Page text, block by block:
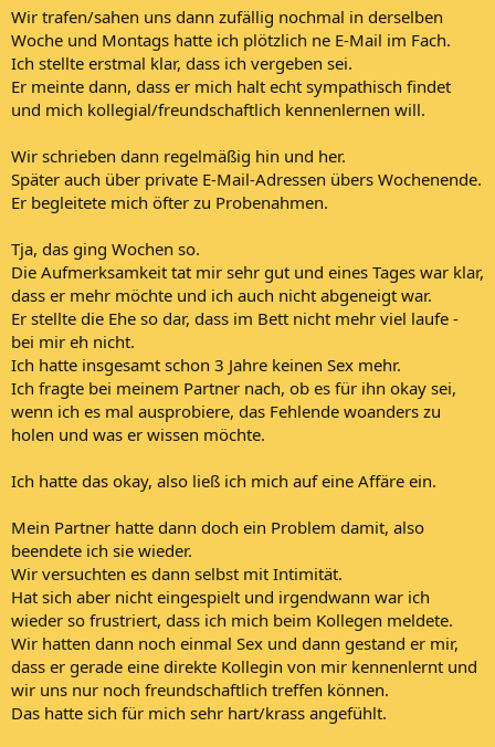
Wir trafen/sahen uns dann zufällig nochmal in derselben
Woche und Montags hatte ich plötzlich ne E-Mail im Fach.
Ich stellte erstmal klar, dass ich vergeben sei.
Er meinte dann, dass er mich halt echt sympathisch findet
und mich kollegial/freundschaftlich kennenlernen will.
Wir schrieben dann regelmäßig hin und her.
Später auch über private E-Mail-Adressen übers Wochenende.
Er begleitete mich öfter zu Probenahmen.
Tja, das ging Wochen so.
Die Aufmerksamkeit tat mir sehr gut und eines Tages war klar,
dass er mehr möchte und ich auch nicht abgeneigt war.
Er stellte die Ehe so dar, dass im Bett nicht mehr viel laufe -
bei mir eh nicht.
Ich hatte insgesamt schon 3 Jahre keinen Sex mehr.
Ich fragte bei meinem Partner nach, ob es für ihn okay sei,
wenn ich es mal ausprobiere, das Fehlende woanders zu
holen und was er wissen möchte.
Ich hatte das okay, also ließ ich mich auf eine Affäre ein.
Mein Partner hatte dann doch ein Problem damit, also
beendete ich sie wieder.
Wir versuchten es dann selbst mit Intimität.
Hat sich aber nicht eingespielt und irgendwann war ich
wieder so frustriert, dass ich mich beim Kollegen meldete.
Wir hatten dann noch einmal Sex und dann gestand er mir,
dass er gerade eine direkte Kollegin von mir kennenlernt und
wir uns nur noch freundschaftlich treffen können.
Das hatte sich für mich sehr hart/krass angefühlt.